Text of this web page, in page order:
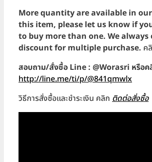
More quantity are available in
this item, please let us know if
to buy more than one. We always
discount for multiple purchase. ค
สอบถาม/สั่งซื้อ Line : @Worasri หรือ
http://line.me/ti/p/@841qmwlx
วิธีการสั่งซื้อและชำระเงิน คลิก ติดต่อสั่งซื้อ